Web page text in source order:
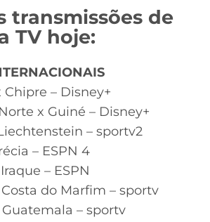
transmissões de
TV hoje:
Chipre – Disney+
x Guiné – Disney+
– sportv2
– ESPN 4
– ESPN
Costa do Marfim – sportv
Guatemala – sportv